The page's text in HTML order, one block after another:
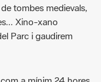
a mínim 24 hores
telèfon o Whatsapp.
per caminar per la